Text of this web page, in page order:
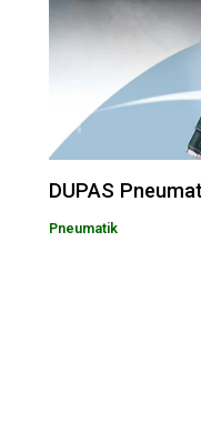
DUPAS
Pneumatik